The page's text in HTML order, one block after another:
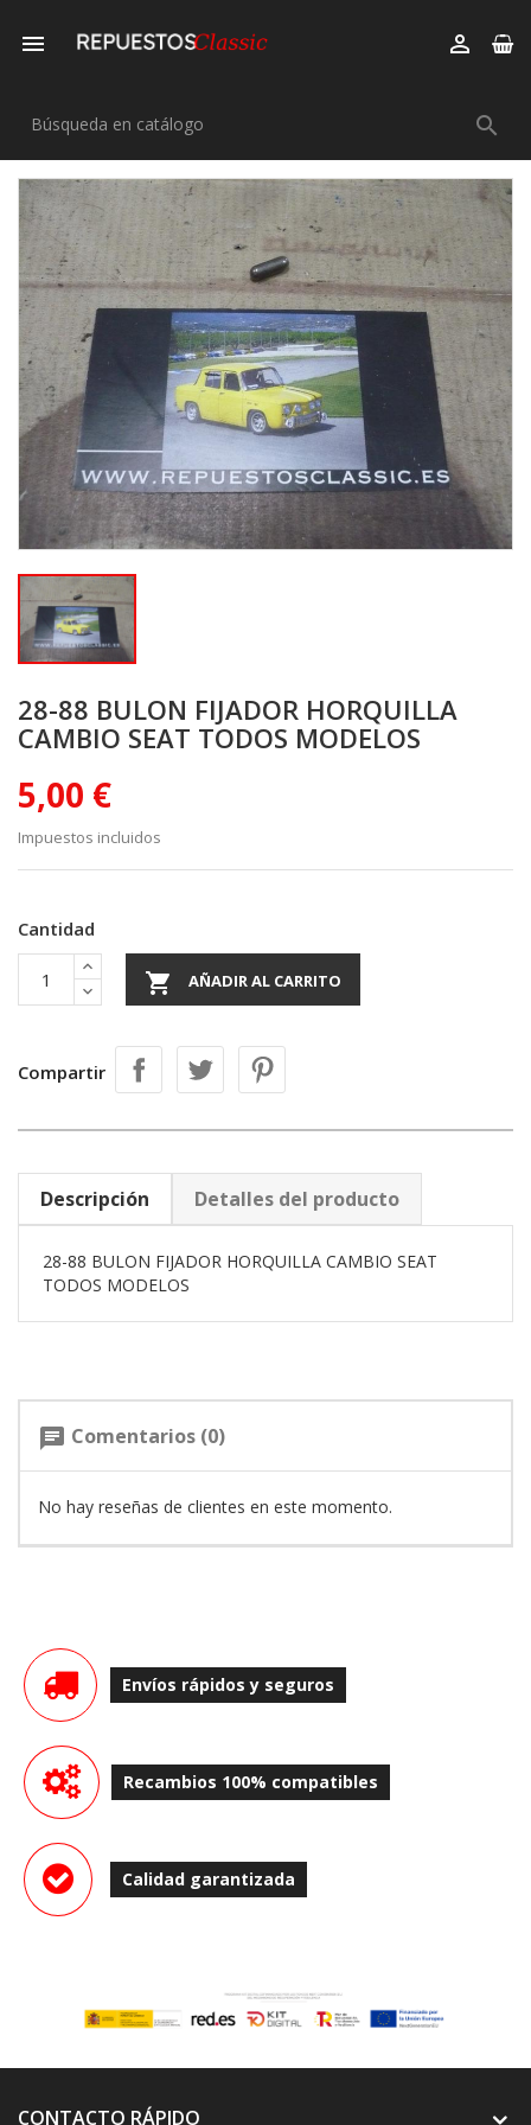
 

28-88 BULON FIJADOR HORQUILLA
CAMBIO SEAT TODOS MODELOS
5,00 €
Impuestos incluidos
Cantidad
 AÑADIR AL CARRITO
Compartir
Descripción Detalles del producto
28-88 BULON FIJADOR HORQUILLA CAMBIO SEAT
TODOS MODELOS
chat Comentarios (0)
No hay reseñas de clientes en este momento.
Envíos rápidos y seguros
Recambios 100% compatibles
Calidad garantizada
CONTACTO RÁPIDO